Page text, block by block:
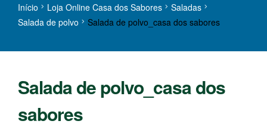
Início Loja Online Casa dos Sabores
Saladas
Salada de polvo
Salada de polvo_casa dos sabores
Salada de polvo_casa dos
sabores